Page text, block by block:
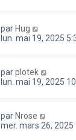
par Hug
lun. mai 19, 2025
parplotek
lun. mai 19, 2025
par Nrose
mer. mars 26, 2025